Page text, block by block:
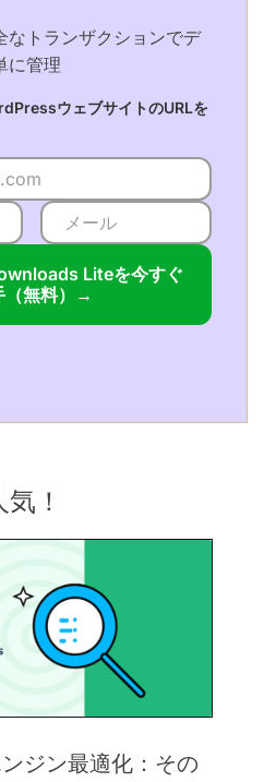
なトランザクションでデ
に管理
ウェブサイトのURLを
Liteを今すぐ
（無料）→
！
ジン最適化：その